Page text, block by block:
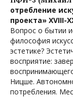
отребление
проекта» XVIII-
Вопрос о бытии
философия
эстетике?
восприятие:
Ницше.
потребления.